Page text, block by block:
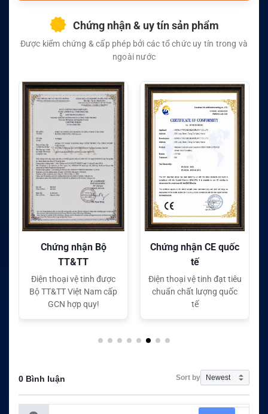
Chứng nhận & uy tín sản phẩm
Được kiểm chứng & cấp phép bởi các tổ chức uy tín trong và
ngoài nước
Chứng nhận CE quốc
tế
Điện thoại vệ tinh đạt tiêu
chuẩn chất lượng quốc
tế
Chứng nhận FC quốc
tế
Điện thoại vệ tinh đạt tiêu
chuẩn chất lượng quốc
tế
0 Bình luận Sort by